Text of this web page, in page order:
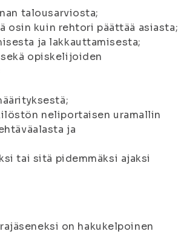
talousarviosta;
osin kuin rehtori päättää asiasta;
ja lakkauttamisesta;
opiskelijoiden
neliportaisen uramallin
ja
tai sitä pidemmäksi ajaksi
on hakukelpoinen